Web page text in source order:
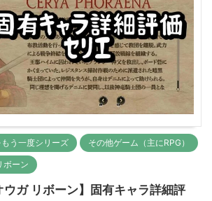
う一度シリーズ その他ゲーム（主にRPG）
ボーン
ウガ リボーン】固有キャラ詳細評